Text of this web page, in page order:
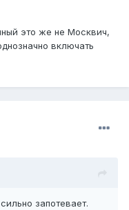
это же не Москвич,
включать
запотевает.